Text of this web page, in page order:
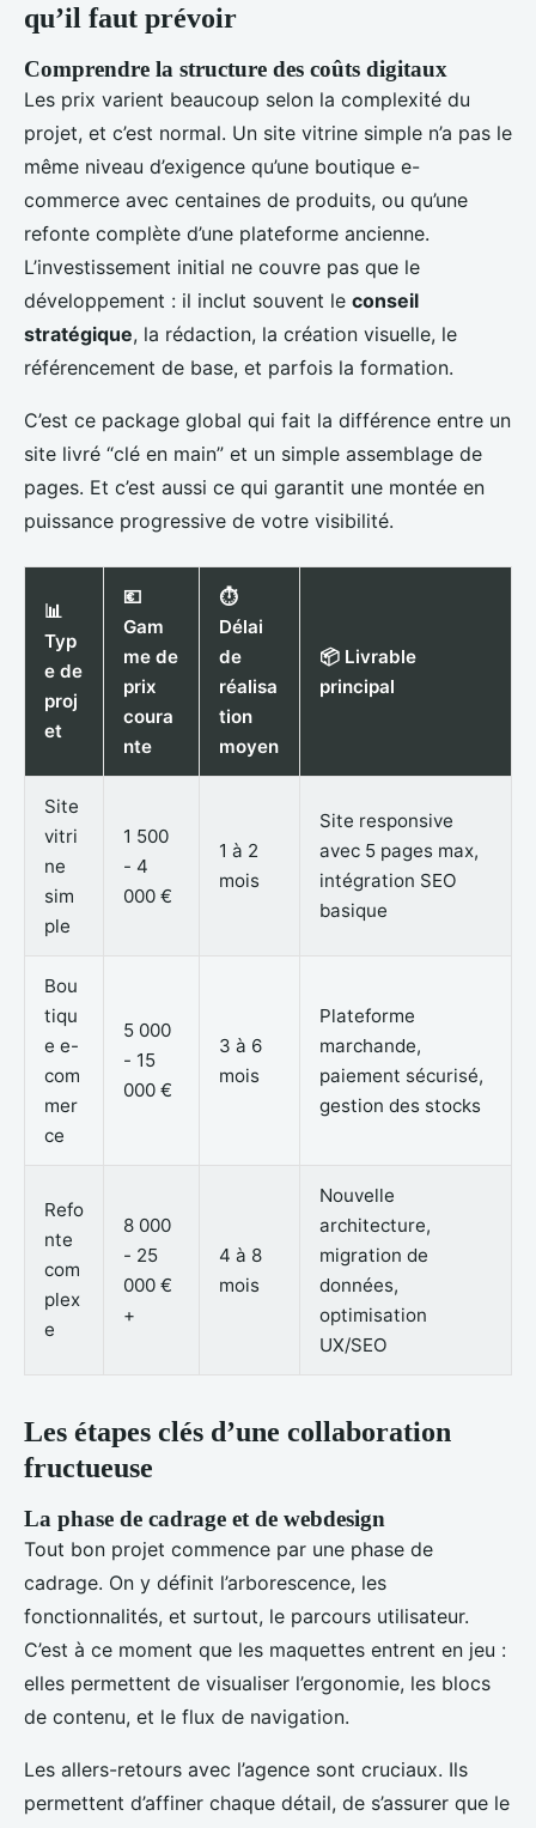
qu’il faut prévoir
Comprendre la structure des coûts digitaux
Les prix varient beaucoup selon la complexité du
projet, et c’est normal. Un site vitrine simple n’a pas le
même niveau d’exigence qu’une boutique e-
commerce avec centaines de produits, ou qu’une
refonte complète d’une plateforme ancienne.
L’investissement initial ne couvre pas que le
développement : il inclut souvent le conseil
stratégique, la rédaction, la création visuelle, le
référencement de base, et parfois la formation.
C’est ce package global qui fait la différence entre un
site livré “clé en main” et un simple assemblage de
pages. Et c’est aussi ce qui garantit une montée en
puissance progressive de votre visibilité.
📊
Typ
e de
proj
et
💶
Gam
me de
prix
coura
nte
⏱️
Délai
de
réalisa
tion
moyen
📦 Livrable
principal
Site
vitri
ne
sim
ple
1 500
- 4
000 €
1 à 2
mois
Site responsive
avec 5 pages max,
intégration SEO
basique
Bou
tiqu
e e-
com
mer
ce
5 000
- 15
000 €
3 à 6
mois
Plateforme
marchande,
paiement sécurisé,
gestion des stocks
Refo
nte
com
plex
e
8 000
- 25
000 €
+
4 à 8
mois
Nouvelle
architecture,
migration de
données,
optimisation
UX/SEO
Les étapes clés d’une collaboration
fructueuse
La phase de cadrage et de webdesign
Tout bon projet commence par une phase de
cadrage. On y définit l’arborescence, les
fonctionnalités, et surtout, le parcours utilisateur.
C’est à ce moment que les maquettes entrent en jeu :
elles permettent de visualiser l’ergonomie, les blocs
de contenu, et le flux de navigation.
Les allers-retours avec l’agence sont cruciaux. Ils
permettent d’affiner chaque détail, de s’assurer que le